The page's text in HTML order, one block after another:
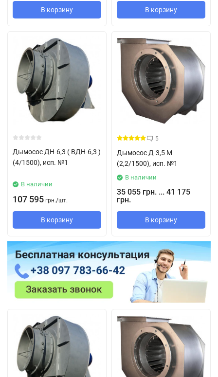
В корзину В корзину
Дымосос ДН-6,3 ( ВДН-6,3 )
(4/1500), исп. №1
В наличии
107 595 грн./шт.
В корзину
5
Дымосос Д-3,5 М
(2,2/1500), исп. №1
В наличии
35 055 грн. ... 41 175
грн.
В корзину